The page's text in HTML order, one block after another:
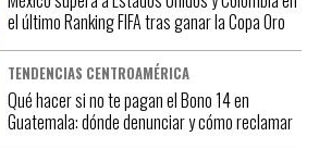
el último Ranking FIFA tras ganar la Copa Oro
TENDENCIAS CENTROAMÉRICA
Qué hacer si no te pagan el Bono 14 en
Guatemala: dónde denunciar y cómo reclamar